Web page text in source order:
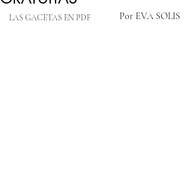
LAS GACETAS EN PDF
Por EVA SOLIS